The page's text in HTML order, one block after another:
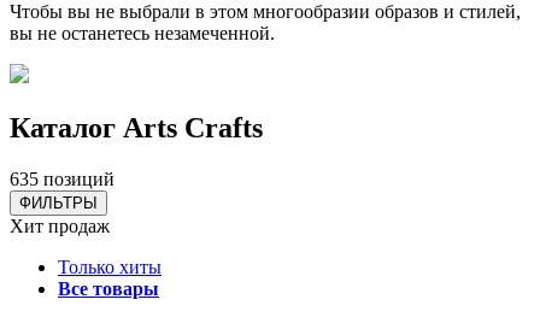
Чтобы вы не выбрали в этом многообразии образов и стилей,
вы не останетесь незамеченной.
Каталог Аrts Сrafts
635 позиций
ФИЛЬТРЫ
Хит продаж
Только хиты
Все товары